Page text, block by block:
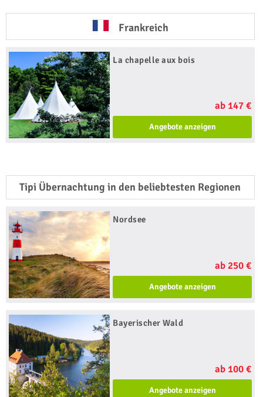
Frankreich
La chapelle aux bois
ab 147 €
Angebote anzeigen
Tipi Übernachtung in den beliebtesten Regionen
Nordsee
ab 250 €
Angebote anzeigen
Bayerischer Wald
ab 100 €
Angebote anzeigen